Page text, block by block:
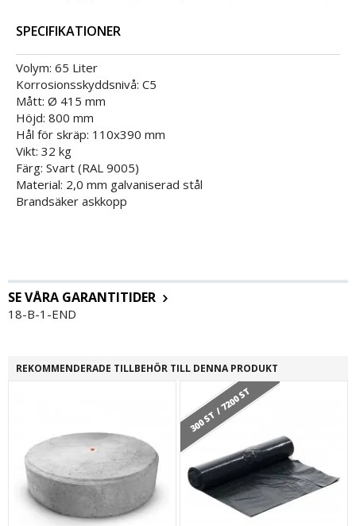
SPECIFIKATIONER
Volym: 65 Liter
Korrosionsskyddsnivå: C5
Mått: Ø 415 mm
Höjd: 800 mm
Hål för skräp: 110x390 mm
Vikt: 32 kg
Färg: Svart (RAL 9005)
Material: 2,0 mm galvaniserad stål
Brandsäker askkopp
SE VÅRA GARANTITIDER
18-B-1-END
REKOMMENDERADE TILLBEHÖR TILL DENNA PRODUKT
300 ST / 7200 ST